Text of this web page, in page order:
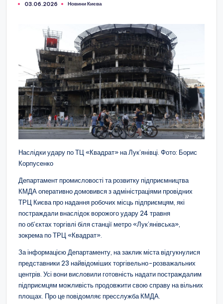
03.06.2026
Опубліковано
Новини Києва
Наслідки удару по ТЦ «Квадрат» на Лук’янівці. Фото: Борис
Корпусенко
Департамент промисловості та розвитку підприємництва
КМДА оперативно домовився з адміністраціями провідних
ТРЦ Києва про надання робочих місць підприємцям, які
постраждали внаслідок ворожого удару 24 травня
по об’єктах торгівлі біля станції метро «Лук’янівська»,
зокрема по ТРЦ «Квадрат».
За інформацією Департаменту, на заклик міста відгукнулися
представники 23 найвідоміших торгівельно-розважальних
центрів. Усі вони висловили готовність надати постраждалим
підприємцям можливість продовжити свою справу на вільних
площах. Про це повідомляє пресслужба КМДА.